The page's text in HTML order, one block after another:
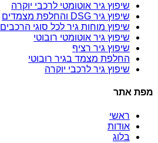
שיפוץ גיר אוטומטי לרכבי יוקרה
שיפוץ גיר DSG והחלפת מצמדים
שיפוץ מוחות גיר לכל סוגי הרכבים
שיפוץ גיר אוטומטי רובוטי
שיפוץ גיר רציף
החלפת מצמד בגיר רובוטי
שיפוץ גיר לרכבי יוקרה
מפת אתר
ראשי
אודות
בלוג